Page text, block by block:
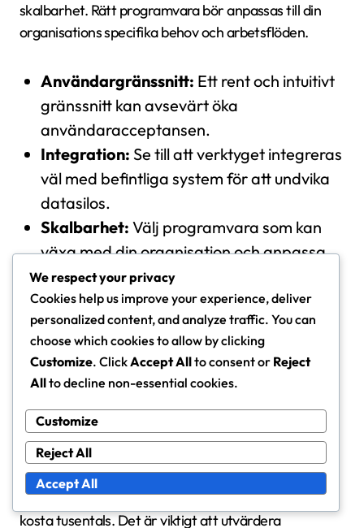
skalbarhet. Rätt programvara bör anpassas till din
organisations specifika behov och arbetsflöden.
Användargränssnitt: Ett rent och intuitivt
gränssnitt kan avsevärt öka
användaracceptansen.
Integration: Se till att verktyget integreras
väl med befintliga system för att undvika
datasilos.
Skalbarhet: Välj programvara som kan
växa med din organisation och anpassa
sig till förändrade krav.
Kostnadsöverväganden för
kravhanteringsverktyg
Kostnad är en kritisk faktor vid val av
kravhanteringsverktyg. Priserna kan variera kraftigt
beroende på funktioner, användarlicenser och
prenumerationsmodeller.
Grundläggande verktyg kan kosta några hundra
dollar årligen, medan mer omfattande lösningar kan
kosta tusentals. Det är viktigt att utvärdera
We respect your privacy
Cookies help us improve your experience, deliver
personalized content, and analyze traffic. You can
choose which cookies to allow by clicking
Customize. ClickAccept Allto consent or Reject
Allto decline non-essential cookies.
Customize
Reject All
Accept All